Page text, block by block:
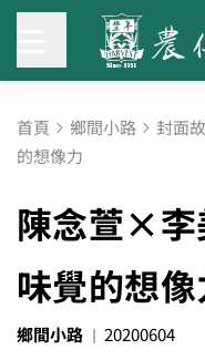
首頁 鄉間小路 封面
的想像力
陳念萱×
味覺的想
鄉間小路 20200604